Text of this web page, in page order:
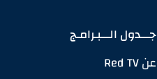
جـــدول الـــبـرامـج
عن Red TV